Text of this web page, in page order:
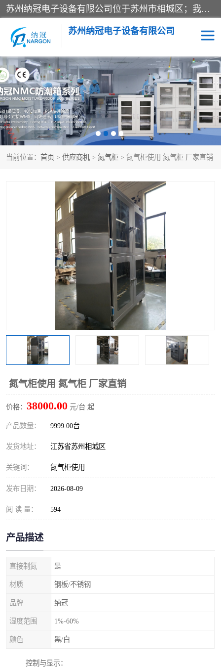
苏州纳冠电子设备有限公司位于苏州市相城区；我司依托国外先进技术结合国内用户的需求，为客户提供具有WMS功能的超低湿快速除湿电子防潮，压缩空气连续干燥柜、智能物料管理氮气储物柜、自制氮氮气柜、防潮氮气组合柜、不锈钢洁净氮气柜、洁净储物柜、石墨舟柜、亮灯导引丝网板存储柜、PCB柔性板气密干燥柜等
苏州纳冠电子设备有限公司
当前位置： 首页 > 供应商机 > 氮气柜 > 氮气柜使用 氮气柜 厂家直销
氮气柜使用 氮气柜 厂家直销
价格： 38000.00 元/台 起
产品数量： 9999.00台
发货地址： 江苏省苏州相城区
关键词： 氮气柜使用
发布日期： 2026-08-09
阅 读 量： 594
产品描述
直接制氮 是
材质 钢板/不锈钢
品牌 纳冠
湿度范围 1%-60%
颜色 黑/白
控制与显示：
电子防潮箱 氮气柜
智能料架 干燥箱